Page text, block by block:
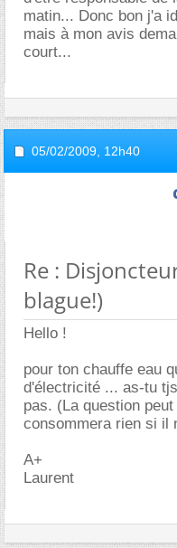
matin... Donc bon j'a
mais à mon avis
court...
05/02/2009, 12h40
Re :
blague!)
Hello !
pour ton chauffe eau
d'électricité ... as-tu
pas. (La question
consommera rien si il
A+
Laurent